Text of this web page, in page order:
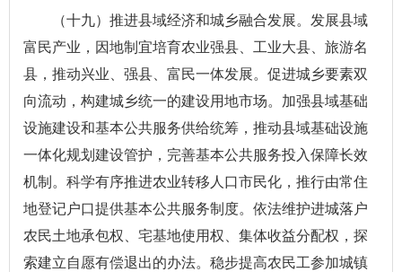
（十九）推进县域经济和城乡融合发展。发展县域
富民产业，因地制宜培育农业强县、工业大县、旅游名
县，推动兴业、强县、富民一体发展。促进城乡要素双
向流动，构建城乡统一的建设用地市场。加强县域基础
设施建设和基本公共服务供给统筹，推动县域基础设施
一体化规划建设管护，完善基本公共服务投入保障长效
机制。科学有序推进农业转移人口市民化，推行由常住
地登记户口提供基本公共服务制度。依法维护进城落户
农民土地承包权、宅基地使用权、集体收益分配权，探
索建立自愿有偿退出的办法。稳步提高农民工参加城镇